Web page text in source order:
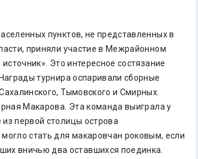
пунктов, не представленных в
приняли участие в Межрайонном
Это интересное состязание
турнира оспаривали сборные
Тымовского и Смирных.
Макарова. Эта команда выиграла у
первой столицы острова
стать для макаровчан роковым, если
вничью два оставшихся поединка.